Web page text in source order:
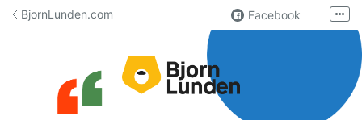
Hoppa till innehåll
BjornLunden.com Facebook
Användargrupp
Fler